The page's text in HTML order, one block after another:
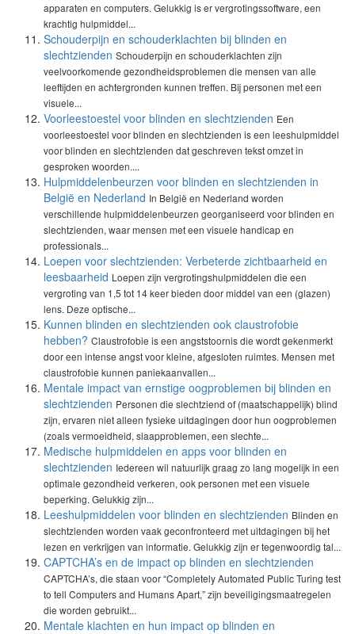
apparaten en computers. Gelukkig is er vergrotingssoftware, een
krachtig hulpmiddel...
Schouderpijn en schouderklachten bij blinden en
slechtzienden Schouderpijn en schouderklachten zijn
veelvoorkomende gezondheidsproblemen die mensen van alle
leeftijden en achtergronden kunnen treffen. Bij personen met een
visuele...
Voorleestoestel voor blinden en slechtzienden Een
voorleestoestel voor blinden en slechtzienden is een leeshulpmiddel
voor blinden en slechtzienden dat geschreven tekst omzet in
gesproken woorden....
Hulpmiddelenbeurzen voor blinden en slechtzienden in
België en Nederland In België en Nederland worden
verschillende hulpmiddelenbeurzen georganiseerd voor blinden en
slechtzienden, waar mensen met een visuele handicap en
professionals...
Loepen voor slechtzienden: Verbeterde zichtbaarheid en
leesbaarheid Loepen zijn vergrotingshulpmiddelen die een
vergroting van 1,5 tot 14 keer bieden door middel van een (glazen)
lens. Deze optische...
Kunnen blinden en slechtzienden ook claustrofobie
hebben? Claustrofobie is een angststoornis die wordt gekenmerkt
door een intense angst voor kleine, afgesloten ruimtes. Mensen met
claustrofobie kunnen paniekaanvallen...
Mentale impact van ernstige oogproblemen bij blinden en
slechtzienden Personen die slechtziend of (maatschappelijk) blind
zijn, ervaren niet alleen fysieke uitdagingen door hun oogproblemen
(zoals vermoeidheid, slaapproblemen, een slechte...
Medische hulpmiddelen en apps voor blinden en
slechtzienden Iedereen wil natuurlijk graag zo lang mogelijk in een
optimale gezondheid verkeren, ook personen met een visuele
beperking. Gelukkig zijn...
Leeshulpmiddelen voor blinden en slechtzienden Blinden en
slechtzienden worden vaak geconfronteerd met uitdagingen bij het
lezen en verkrijgen van informatie. Gelukkig zijn er tegenwoordig tal...
CAPTCHA’s en de impact op blinden en slechtzienden
CAPTCHA’s, die staan voor “Completely Automated Public Turing test
to tell Computers and Humans Apart,” zijn beveiligingsmaatregelen
die worden gebruikt...
Mentale klachten en hun impact op blinden en